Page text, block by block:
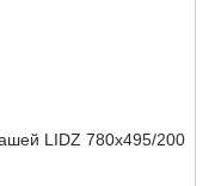
LIDZ 780x495/200